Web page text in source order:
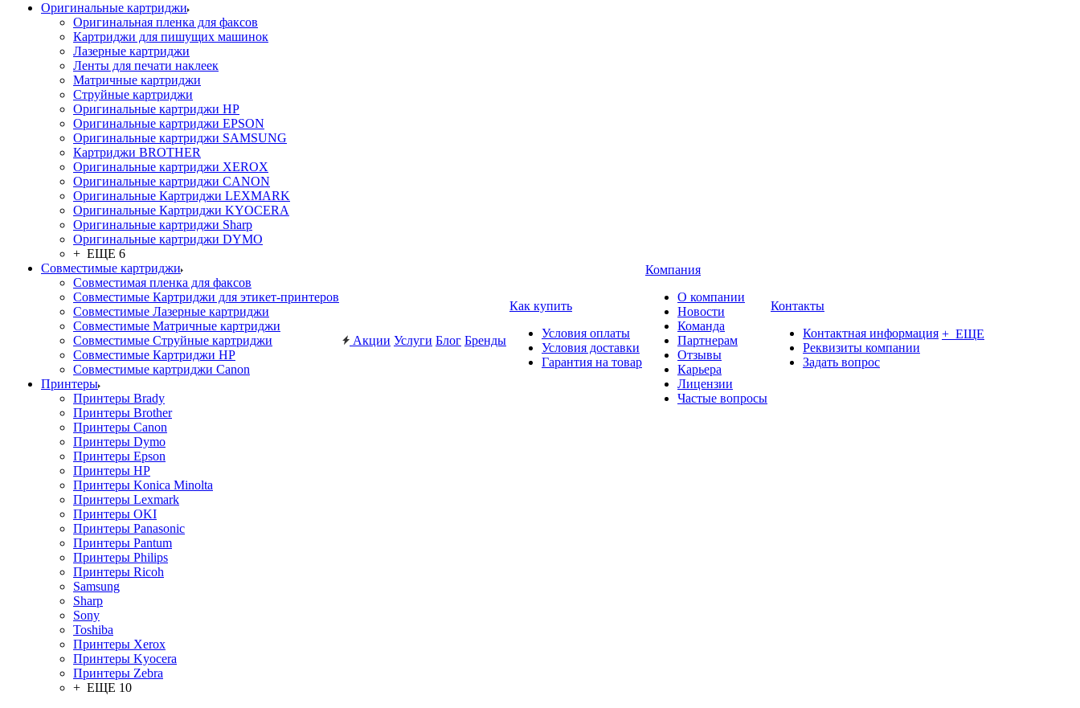
Оригинальные картриджи
Оригинальная пленка для факсов
Картриджи для пишущих машинок
Лазерные картриджи
Ленты для печати наклеек
Матричные картриджи
Струйные картриджи
Оригинальные картриджи HP
Оригинальные картриджи EPSON
Оригинальные картриджи SAMSUNG
Картриджи BROTHER
Оригинальные картриджи XEROX
Оригинальные картриджи CANON
Оригинальные Картриджи LEXMARK
Оригинальные Картриджи KYOCERA
Оригинальные картриджи Sharp
Оригинальные картриджи DYMO
+ ЕЩЕ 6
Совместимые картриджи
Совместимая пленка для факсов
Совместимые Картриджи для этикет-принтеров
Совместимые Лазерные картриджи
Совместимые Матричные картриджи
Совместимые Струйные картриджи
Совместимые Картриджи HP
Совместимые картриджи Canon
Принтеры
Принтеры Brady
Принтеры Brother
Принтеры Canon
Принтеры Dymo
Принтеры Epson
Принтеры HP
Принтеры Konica Minolta
Принтеры Lexmark
Принтеры OKI
Принтеры Panasonic
Принтеры Pantum
Принтеры Philips
Принтеры Ricoh
Samsung
Sharp
Sony
Toshiba
Принтеры Xerox
Принтеры Kyocera
Принтеры Zebra
+ ЕЩЕ 10
Акции Услуги Блог Бренды
Как купить
Условия оплаты
Условия доставки
Гарантия на товар
Компания
О компании
Новости
Команда
Партнерам
Отзывы
Карьера
Лицензии
Частые вопросы
Контакты
Контактная информация
Реквизиты компании
Задать вопрос
+ ЕЩЕ